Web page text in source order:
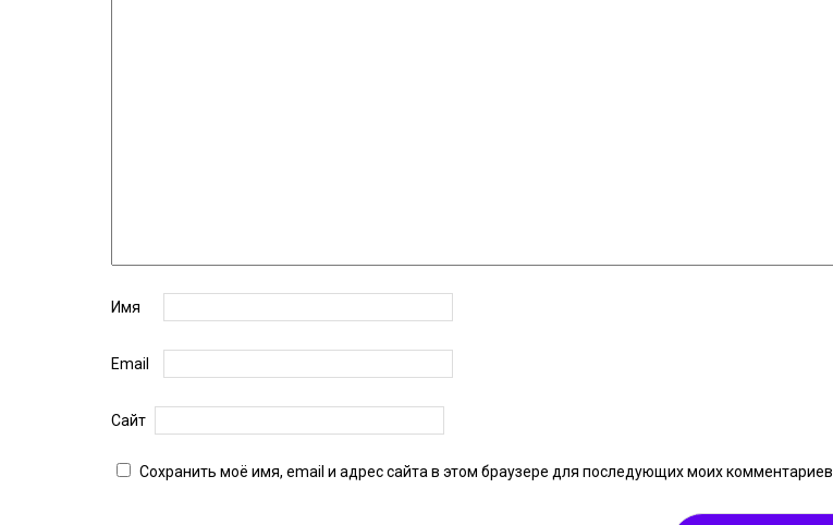
Имя
Email
Сайт
Сохранить моё имя, email и адрес сайта в этом браузере для последующих моих комментариев.